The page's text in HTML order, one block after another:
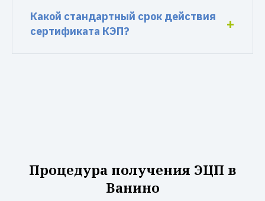
Какой стандартный срок действия
сертификата КЭП?
Процедура получения ЭЦП в
Ванино